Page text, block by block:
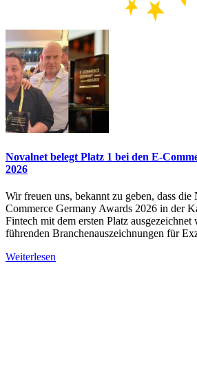
Novalnet belegt Platz 1 bei den E-
2026
Wir freuen uns, bekannt zu geben, dass
Commerce Germany Awards 2026 in der
Fintech mit dem ersten Platz ausgezeichnet
führenden Branchenauszeichnungen für
Weiterlesen